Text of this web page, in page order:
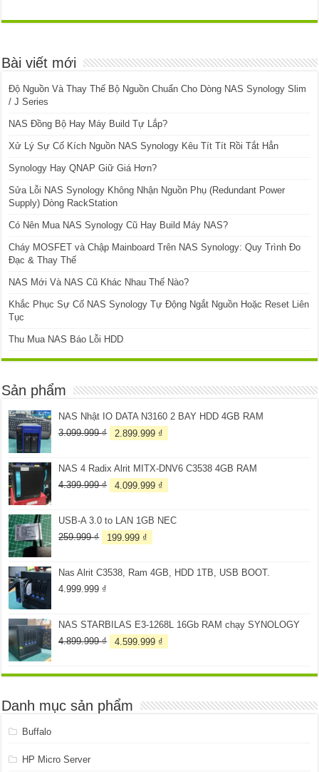
Bài viết mới
Độ Nguồn Và Thay Thế Bộ Nguồn Chuẩn Cho Dòng NAS Synology Slim
/ J Series
NAS Đồng Bộ Hay Máy Build Tự Lắp?
Xử Lý Sự Cố Kích Nguồn NAS Synology Kêu Tít Tít Rồi Tắt Hẳn
Synology Hay QNAP Giữ Giá Hơn?
Sửa Lỗi NAS Synology Không Nhận Nguồn Phụ (Redundant Power
Supply) Dòng RackStation
Có Nên Mua NAS Synology Cũ Hay Build Máy NAS?
Cháy MOSFET và Chập Mainboard Trên NAS Synology: Quy Trình Đo
Đạc & Thay Thế
NAS Mới Và NAS Cũ Khác Nhau Thế Nào?
Khắc Phục Sự Cố NAS Synology Tự Động Ngắt Nguồn Hoặc Reset Liên
Tục
Thu Mua NAS Báo Lỗi HDD
Sản phẩm
NAS Nhật IO DATA N3160 2 BAY HDD 4GB RAM
3.099.999₫
Giá
3.099.999 ₫.
2.899.999 ₫
là:
NAS 4 Radix Alrit MITX-DNV6 C3538 4GB RAM
4.399.999₫
Giá
4.399.999 ₫.
4.099.999 ₫
là:
USB-A 3.0 to LAN 1GB NEC
259.999₫
Giá
259.999 ₫.
199.999 ₫
là:
Nas Alrit C3538, Ram 4GB, HDD 1TB, USB BOOT.
4.999.999 ₫
NAS STARBILAS E3-1268L 16Gb RAM chạy SYNOLOGY
4.899.999₫
Giá
4.899.999 ₫.
4.599.999 ₫
là:
Danh mục sản phẩm
Buffalo
HP Micro Server